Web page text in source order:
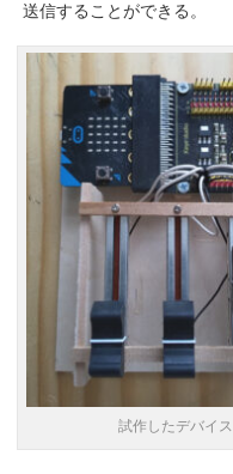
送信することができる。
試作したデバイス